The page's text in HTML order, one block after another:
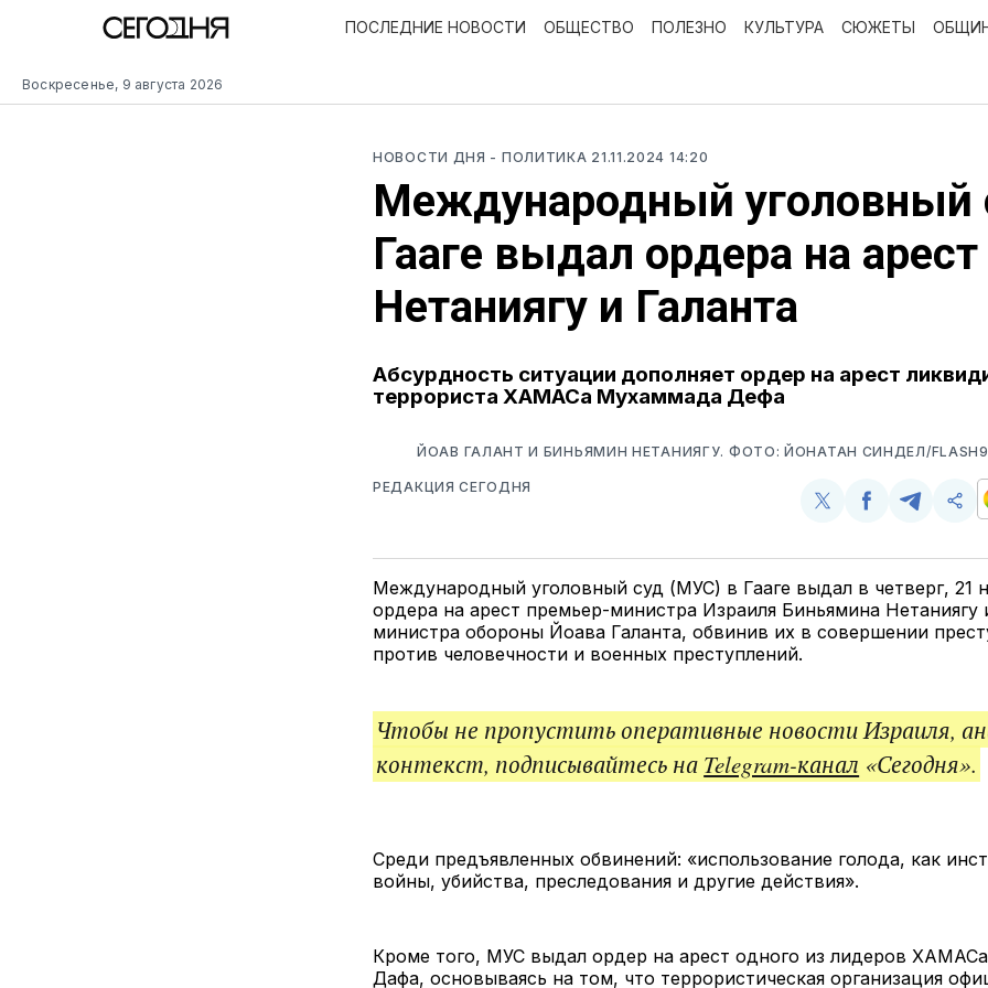
Воскресенье, 9 августа 2026
ПОСЛЕДНИЕ НОВОСТИ ОБЩЕСТВО ПОЛЕЗНО КУЛЬТУРА СЮЖЕТЫ
НОВОСТИ ДНЯ - ПОЛИТИКА 21.11.2024 14:20
Международный уголовный
Гааге выдал ордера на арест
Нетаниягу и Галанта
Абсурдность ситуации дополняет ордер на арест
террориста ХАМАСа Мухаммада Дефа
ЙОАВ ГАЛАНТ И БИНЬЯМИН НЕТАНИЯГУ. ФОТО: ЙОНАТАН СИНДЕЛ/
РЕДАКЦИЯ СЕГОДНЯ
Поделиться
Twitter
Поделиться
FacebookTelegram
Международный уголовный суд (МУС) в Гааге выдал в четверг, 21
ордера на арест премьер-министра Израиля Биньямина Нетаниягу
министра обороны Йоава Галанта, обвинив их в совершении
против человечности и военных преступлений.
Чтобы не пропустить оперативные новости Израиля,
контекст, подписывайтесь на Telegram-канал «Сегодня».
Среди предъявленных обвинений: «использование голода, как
войны, убийства, преследования и другие действия».
Кроме того, МУС выдал ордер на арест одного из лидеров
Дафа, основываясь на том, что террористическая организация